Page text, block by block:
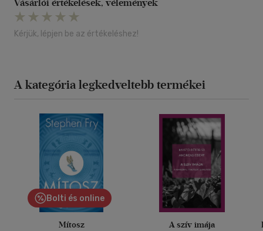
Vásárlói értékelések, vélemények
Kérjük, lépjen be az értékeléshez!
A kategória legkedveltebb termékei
Bolti és online
Mítosz A szív imája